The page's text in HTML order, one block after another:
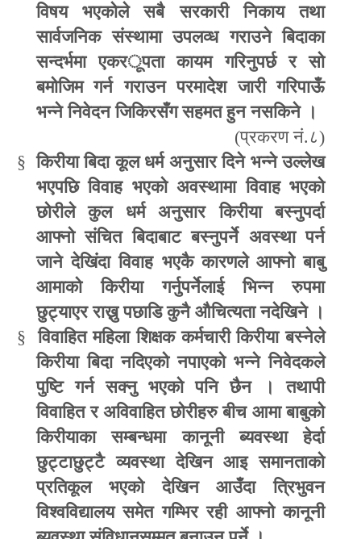
विषय भएकोले सबै सरकारी निकाय तथा
सार्वजनिक संस्थामा उपलव्ध गराउने बिदाका
सन्दर्भमा एकरूपता कायम गरिनुपर्छ र सो
बमोजिम गर्न गराउन परमादेश जारी गरिपाऊँ
भन्ने निवेदन जिकिरसँग सहमत हुन नसकिने ।
(प्रकरण नं.८)
§ किरीया बिदा कूल धर्म अनुसार दिने भन्ने उल्लेख
भएपछि विवाह भएको अवस्थामा विवाह भएको
छोरीले कुल धर्म अनुसार किरीया बस्नुपर्दा
आफ्नो संचित बिदाबाट बस्नुपर्ने अवस्था पर्न
जाने देखिंदा विवाह भएकै कारणले आफ्नो बाबु
आमाको किरीया गर्नुपर्नेलाई भिन्न रुपमा
छुट्याएर राख्नु पछाडि कुनै औचित्यता नदेखिने ।
§
विवाहित महिला शिक्षक कर्मचारी किरीया बस्नेले
किरीया बिदा नदिएको नपाएको भन्ने निवेदकले
पुष्टि गर्न सक्नु भएको पनि छैन । तथापी
विवाहित र अविवाहित छोरीहरु बीच आमा बाबुको
किरीयाका सम्बन्धमा कानूनी ब्यवस्था हेर्दा
छुट्टाछुट्टै व्यवस्था देखिन आइ समानताको
प्रतिकूल भएको देखिन आउँदा त्रिभुवन
विश्वविद्यालय समेत गम्भिर रही आफ्नो कानूनी